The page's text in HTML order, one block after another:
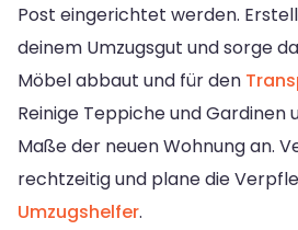
Post eingerichtet werden.
deinem Umzugsgut und sorge
Möbel abbaut und für den
Reinige Teppiche und Gardinen
Maße der neuen Wohnung an.
rechtzeitig und plane die
Umzugshelfer.